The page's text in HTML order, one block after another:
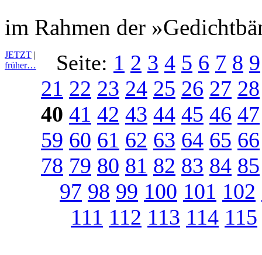
im Rahmen der
JETZT |
früher…
Seite: 1 2 3 4 5 6 7 8 9
21 22 23 24 25 26 27 28
40 41 42 43 44 45 46 47
59 60 61 62 63 64 65 66
78 79 80 81 82 83 84 85
97 98 99 100 101 102
111 112 113 114 115